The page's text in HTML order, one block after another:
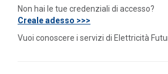
Non hai le tue credenziali di accesso?
Creale adesso >>>
Vuoi conoscere i servizi di Elettricità